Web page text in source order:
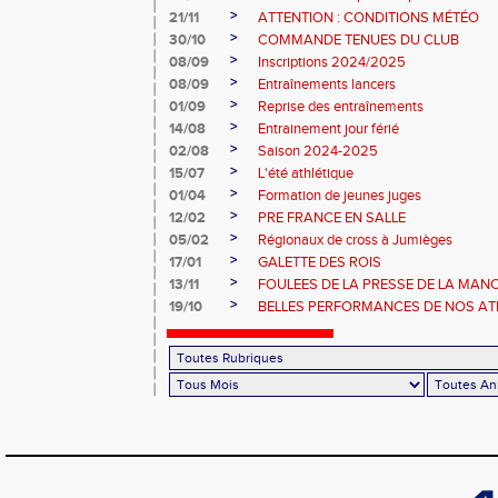
21/11
>
ATTENTION : CONDITIONS MÉTÉO
30/10
>
COMMANDE TENUES DU CLUB
08/09
>
Inscriptions 2024/2025
08/09
>
Entraînements lancers
01/09
>
Reprise des entraînements
14/08
>
Entrainement jour férié
02/08
>
Saison 2024-2025
15/07
>
L'été athlétique
01/04
>
Formation de jeunes juges
12/02
>
PRE FRANCE EN SALLE
05/02
>
Régionaux de cross à Jumièges
17/01
>
GALETTE DES ROIS
13/11
>
FOULEES DE LA PRESSE DE LA
19/10
> BELLES PERFORMANCES DE NOS